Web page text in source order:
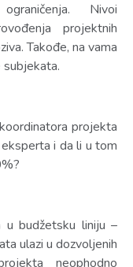
Nivoi
projektnih
Takođe, na vama
projekta
i da li u tom
u budžetsku liniju –
ulazi u dozvoljenih
neophodno